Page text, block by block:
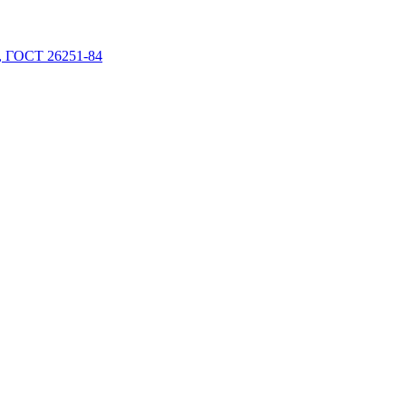
26251-84